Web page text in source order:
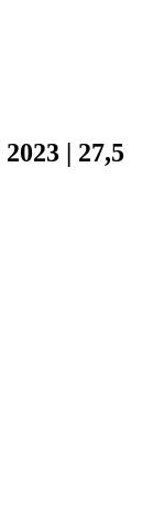
2023
27,5